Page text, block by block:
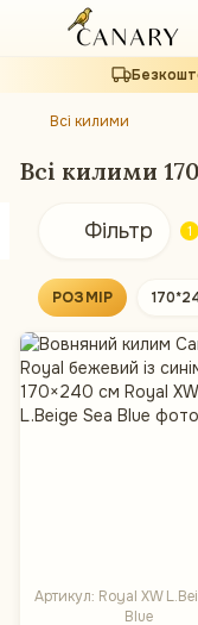
Всі килими
Всі килими
Фільтр 1
РОЗМІР
Артикул: Royal XW
Blue